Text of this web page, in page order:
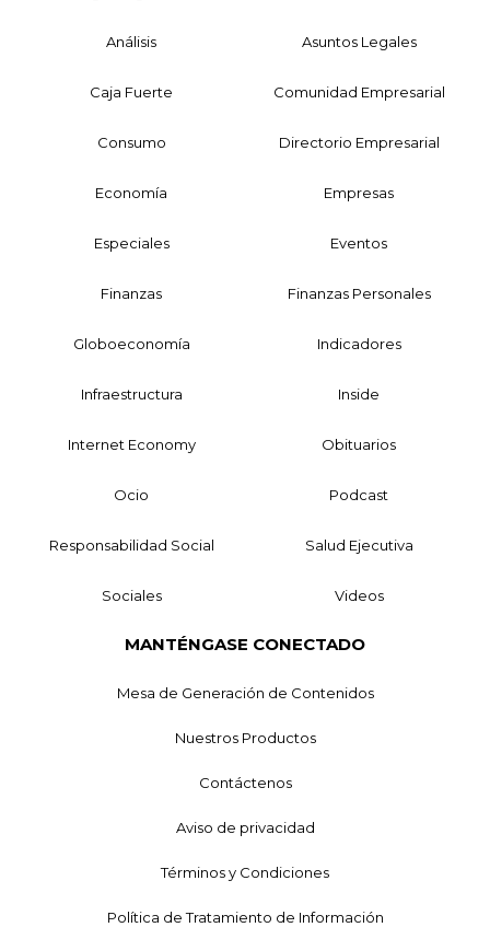
Análisis Asuntos Legales
Caja Fuerte Comunidad Empresarial
Consumo Directorio Empresarial
Economía Empresas
Especiales Eventos
Finanzas Finanzas Personales
Globoeconomía Indicadores
Infraestructura Inside
Internet Economy Obituarios
Ocio Podcast
Responsabilidad Social Salud Ejecutiva
Sociales Videos
MANTÉNGASE CONECTADO
Mesa de Generación de Contenidos
Nuestros Productos
Contáctenos
Aviso de privacidad
Términos y Condiciones
Política de Tratamiento de Información